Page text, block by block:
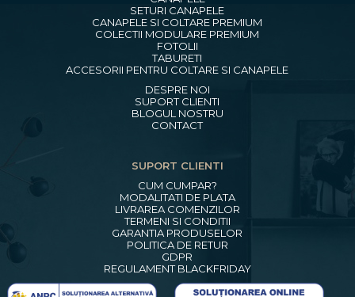
SETURI CANAPELE
CANAPELE SI COLTARE PREMIUM
COLECTII MODULARE PREMIUM
FOTOLII
TABURETI
ACCESORII PENTRU COLTARE SI CANAPELE
DESPRE NOI
SUPORT CLIENTI
BLOGUL NOSTRU
CONTACT
SUPORT CLIENTI
CUM CUMPAR?
MODALITATI DE PLATA
LIVRAREA COMENZILOR
TERMENI SI CONDITII
GARANTIA PRODUSELOR
POLITICA DE RETUR
GDPR
REGULAMENT BLACKFRIDAY